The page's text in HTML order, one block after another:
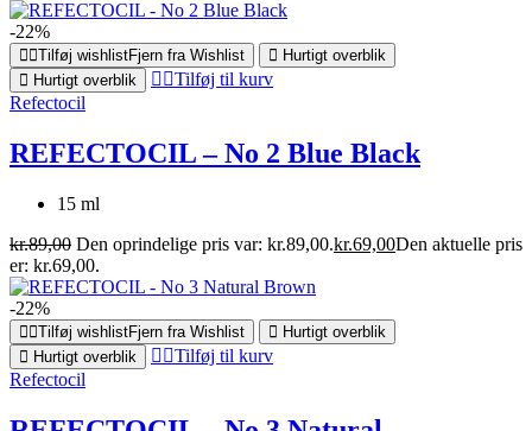
-22%
Tilføj wishlistFjern fra Wishlist
Hurtigt overblik
Hurtigt overblik
Tilføj til kurv
Refectocil
REFECTOCIL – No 2 Blue Black
15 ml
kr.89,00 Den oprindelige pris var: kr.89,00.kr.69,00Den aktuelle pris
er: kr.69,00.
-22%
Tilføj wishlistFjern fra Wishlist
Hurtigt overblik
Hurtigt overblik
Tilføj til kurv
Refectocil